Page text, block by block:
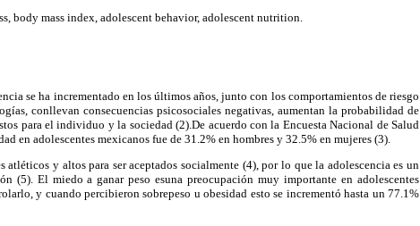
body mass index, adolescent behavior, adolescent nutrition.
se ha incrementado en los últimos años, junto con los comportamientos de riesgo
conllevan consecuencias psicosociales negativas, aumentan la probabilidad de
para el individuo y la sociedad (2).De acuerdo con la Encuesta Nacional de Salud
en adolescentes mexicanos fue de 31.2% en hombres y 32.5% en mujeres (3).
atléticos y altos para ser aceptados socialmente (4), por lo que la adolescencia es un
(5). El miedo a ganar peso esuna preocupación muy importante en adolescentes
y cuando percibieron sobrepeso u obesidad esto se incrementó hasta un 77.1%